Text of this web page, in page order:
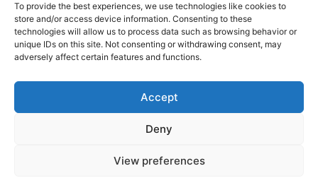
To provide the best experiences, we use technologies like cookies to
store and/or access device information. Consenting to these
technologies will allow us to process data such as browsing behavior or
unique IDs on this site. Not consenting or withdrawing consent, may
adversely affect certain features and functions.
Accept
Deny
View preferences
Podlech, il Cile lo ha condannato
all’ergastolo
Era ubriaca…
© tagDiv - All rights reserved. Made with
complete News Portal about living, lifestyle,
fashion and wellness. Take your time and